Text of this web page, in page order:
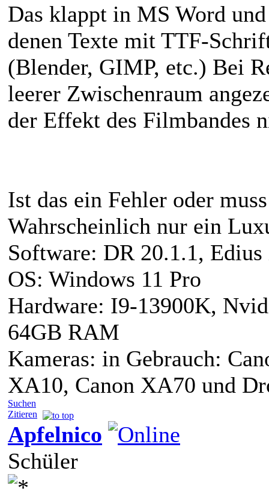
Das klappt in MS Word
denen Texte mit TTF-
(Blender, GIMP, etc.) Bei
leerer Zwischenraum
der Effekt des Filmbandes
Ist das ein Fehler oder
Wahrscheinlich nur ein
Software: DR 20.1.1,
OS: Windows 11 Pro
Hardware: I9-13900K,
64GB RAM
Kameras: in Gebrauch:
XA10, Canon XA70 und
Suchen
Zitieren
Apfelnico
Schüler